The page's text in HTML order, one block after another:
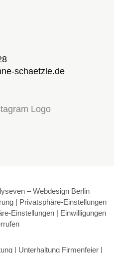
schaetzle.de
–Webdesign Berlin
| Privatsphäre-Einstellungen
Einstellungen| Einwilligungen
| Unterhaltung Firmenfeier |